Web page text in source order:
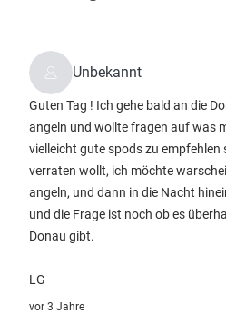
Unbekannt
Guten Tag ! Ich gehe bald an die
angeln und wollte fragen auf was
vielleicht gute spods zu empfehlen
verraten wollt, ich möchte
angeln, und dann in die Nacht
und die Frage ist noch ob es
Donau gibt.
LG
vor 3 Jahre